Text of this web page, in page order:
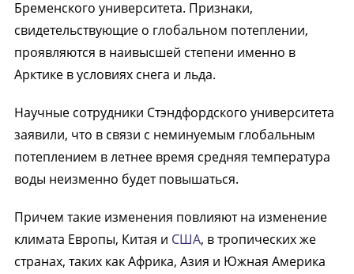
Бременского университета. Признаки,
свидетельствующие о глобальном потеплении,
проявляются в наивысшей степени именно в
Арктике в условиях снега и льда.
Научные сотрудники Стэндфордского университета
заявили, что в связи с неминуемым глобальным
потеплением в летнее время средняя температура
воды неизменно будет повышаться.
Причем такие изменения повлияют на изменение
климата Европы, Китая и США, в тропических же
странах, таких как Африка, Азия и Южная Америка